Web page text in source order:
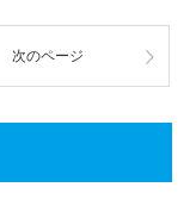
次のページ